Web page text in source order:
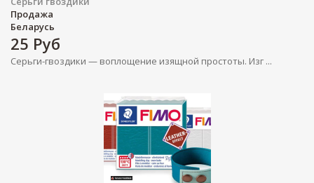
Продажа
Беларусь
25 Руб
Серьги-гвоздики — воплощение изящной простоты. Изг ...